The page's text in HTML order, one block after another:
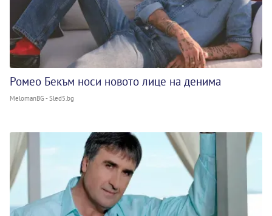
Ромео Бекъм носи новото лице на денима
MelomanBG - Sled5.bg